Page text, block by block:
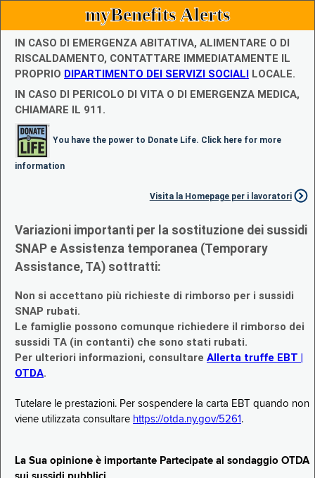
myBenefits Alerts
IN CASO DI EMERGENZA ABITATIVA, ALIMENTARE O DI
RISCALDAMENTO, CONTATTARE IMMEDIATAMENTE IL
PROPRIO DIPARTIMENTO DEI SERVIZI SOCIALI LOCALE.
IN CASO DI PERICOLO DI VITA O DI EMERGENZA MEDICA,
CHIAMARE IL 911.
You have the power to Donate Life. Click here for more
information
Visita la Homepage per i lavoratori
Variazioni importanti per la sostituzione dei sussidi
SNAP e Assistenza temporanea (Temporary
Assistance, TA) sottratti:
Non si accettano più richieste di rimborso per i sussidi
SNAP rubati.
Le famiglie possono comunque richiedere il rimborso dei
sussidi TA (in contanti) che sono stati rubati.
Per ulteriori informazioni, consultare Allerta truffe EBT |
OTDA.
Tutelare le prestazioni. Per sospendere la carta EBT quando non
viene utilizzata consultare https://otda.ny.gov/5261 .
La Sua opinione è importante Partecipate al sondaggio OTDA